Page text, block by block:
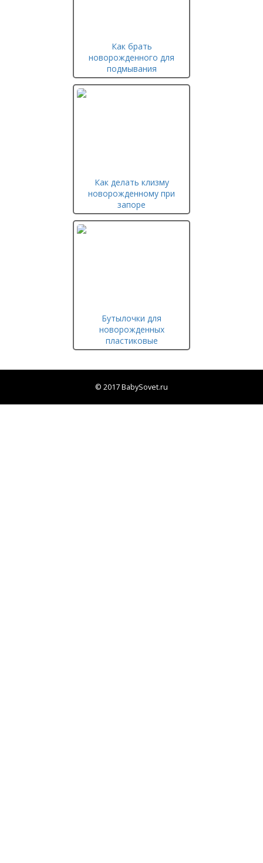
Как брать
новорожденного для
подмывания
Как делать клизму
новорожденному при
запоре
Бутылочки для
новорожденных
пластиковые
© 2017 BabySovet.ru